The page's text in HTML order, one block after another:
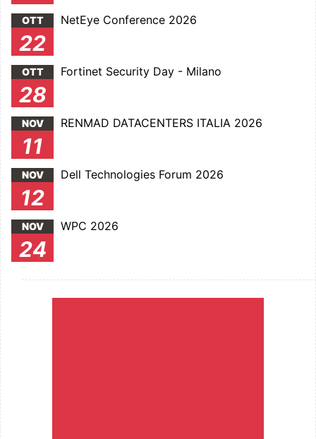
OTT
22
NetEye Conference 2026
OTT
28
Fortinet Security Day - Milano
NOV
11
RENMAD DATACENTERS ITALIA 2026
NOV
12
Dell Technologies Forum 2026
NOV
24
WPC 2026